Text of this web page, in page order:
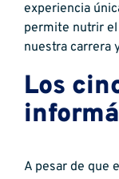
experiencia
permite nutrir
nuestra carrera
Los
A pesar de que